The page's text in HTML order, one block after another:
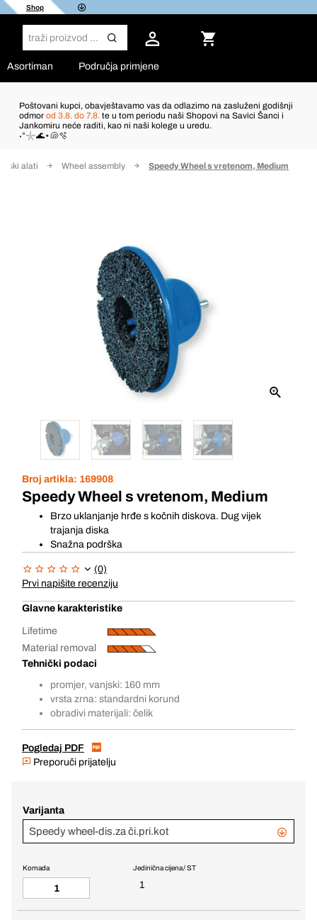
Shop
Asortiman Područja primjene
Poštovani kupci, obavještavamo vas da odlazimo na zasluženi godišnji
odmor od 3.8. do 7.8. te u tom periodu naši Shopovi na Savici Šanci i
Jankomiru neće raditi, kao ni naši kolege u uredu.
˖°𓇼🌊⋆🐚🫧
alati Wheel assembly Speedy Wheel s vretenom, Medium
Broj artikla: 169908
Speedy Wheel s vretenom, Medium
Brzo uklanjanje hrđe s kočnih diskova. Dug vijek
trajanja diska
Snažna podrška
(0)
Prvi napišite recenziju
Glavne karakteristike
Lifetime
Material removal
Tehnički podaci
promjer, vanjski: 160 mm
vrsta zrna: standardni korund
obradivi materijali: čelik
Pogledaj PDF
Preporuči prijatelju
Varijanta
Speedy wheel-dis.za či.pri.kot
Jedinična cijena / ST
1
Komada